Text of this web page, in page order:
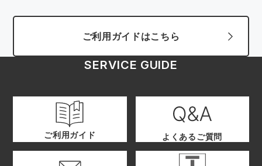
ご利用ガイドはこちら
SERVICE GUIDE
ご利用ガイド よくあるご質問